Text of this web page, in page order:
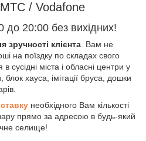
/ Vodafone
20:00 без вихідних!
клієнта. Вам не
на поїздку по складах свого
сусідні міста і обласні центри у
хауса, імітації бруса, дошки
необхідного Вам кількості
прямо за адресою в будь-який
селище!